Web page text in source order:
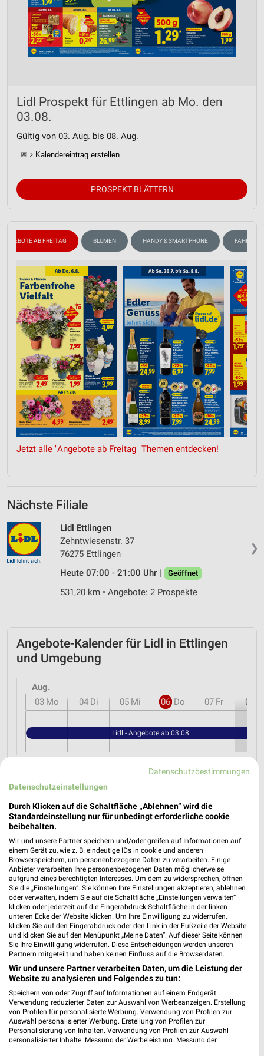
Lidl Prospekt für Ettlingen ab Mo. den
03.08.
Gültig von 03. Aug. bis 08. Aug.
📅 Kalendereintrag erstellen
PROSPEKT BLÄTTERN
ANGEBOTE AB FREITAG BLUMEN HANDY & SMARTPHONE FAHRRAD
Jetzt alle "Angebote ab Freitag" Themen entdecken!
Nächste Filiale
❯
Lidl Ettlingen
Zehntwiesenstr. 37
76275 Ettlingen
Heute 07:00 - 21:00 Uhr |
Geöffnet
531,20 km • Angebote: 2 Prospekte
Angebote-Kalender für Lidl in Ettlingen
und Umgebung
Aug.
03 Mo 04 Di 05 Mi 06 Do 07 Fr 08
Lidl - Angebote ab 03.08.
MEHR PROSPEKTE
weekli Magazin
Erlebe mit Lidl und Andre Agassi die neuesten Silvercrest Küchengeräte
17.04.2026
Mit Lidl Plus 3 für 2 - im laut DtGv besten Backshop
10.04.2026
Datenschutzbestimmungen
Datenschutzeinstellungen
Durch Klicken auf die Schaltfläche „Ablehnen“ wird die
Standardeinstellung nur für unbedingt erforderliche cookie
beibehalten.
Wir und unsere Partner speichern und/oder greifen auf Informationen auf
einem Gerät zu, wie z. B. eindeutige IDs in cookie und anderen
Browserspeichern, um personenbezogene Daten zu verarbeiten. Einige
Anbieter verarbeiten Ihre personenbezogenen Daten möglicherweise
aufgrund eines berechtigten Interesses. Um dem zu widersprechen, öffnen
Sie die „Einstellungen“. Sie können Ihre Einstellungen akzeptieren, ablehnen
oder verwalten, indem Sie auf die Schaltfläche „Einstellungen verwalten“
klicken oder jederzeit auf die Fingerabdruck-Schaltfläche in der linken
unteren Ecke der Website klicken. Um Ihre Einwilligung zu widerrufen,
klicken Sie auf den Fingerabdruck oder den Link in der Fußzeile der Website
und klicken Sie auf den Menüpunkt „Meine Daten“. Auf dieser Seite können
Sie Ihre Einwilligung widerrufen. Diese Entscheidungen werden unseren
Partnern mitgeteilt und haben keinen Einfluss auf die Browserdaten.
Wir und unsere Partner verarbeiten Daten, um die Leistung der
Website zu analysieren und Folgendes zu tun:
Speichern von oder Zugriff auf Informationen auf einem Endgerät.
Verwendung reduzierter Daten zur Auswahl von Werbeanzeigen. Erstellung
von Profilen für personalisierte Werbung. Verwendung von Profilen zur
Auswahl personalisierter Werbung. Erstellung von Profilen zur
Personalisierung von Inhalten. Verwendung von Profilen zur Auswahl
personalisierter Inhalte. Messung der Werbeleistung. Messung der